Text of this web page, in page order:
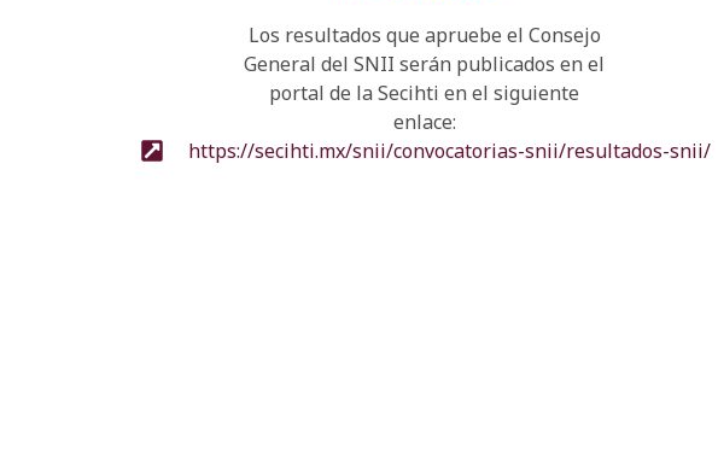
Los resultados que apruebe el Consejo
General del SNII serán publicados en el
portal de la Secihti en el siguiente
enlace:
https://secihti.mx/snii/convocatorias-snii/resultados-snii/